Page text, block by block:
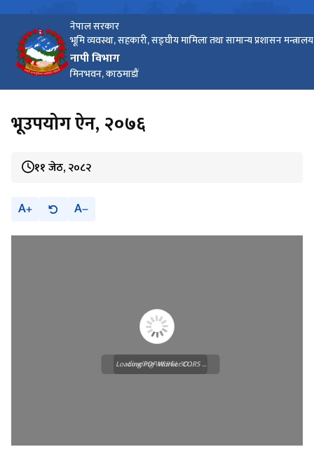
नेपाल सरकार
भूमि व्यवस्था, सहकारी, सङ्घीय मामिला तथा सामान्य प्रशासन मन्त्रालय
नापी विभाग
मिनभवन, काठमाडौं
भूउपयोग ऐन, २०७६
११ जेठ, २०८२
A A
Loading WEBGL 3D ...
Loading PDF Worker CORS ...